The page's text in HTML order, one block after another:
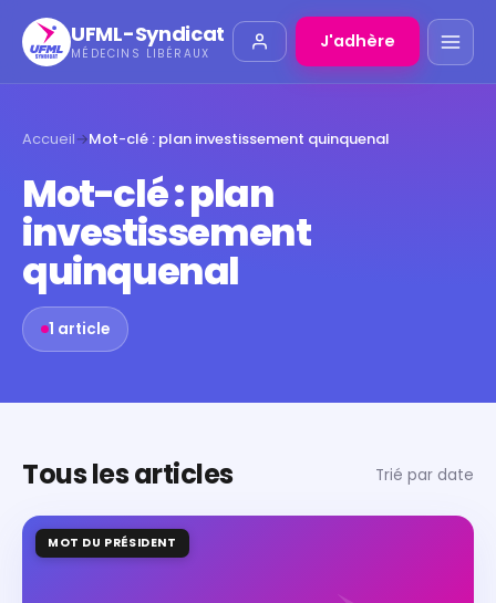
UFML-Syndicat
MÉDECINS LIBÉRAUX
J'adhère
Accueil→Mot-clé : plan investissement quinquenal
Mot-clé : plan
investissement
quinquenal
1 article
Tous les articles Trié par date
MOT DU PRÉSIDENT